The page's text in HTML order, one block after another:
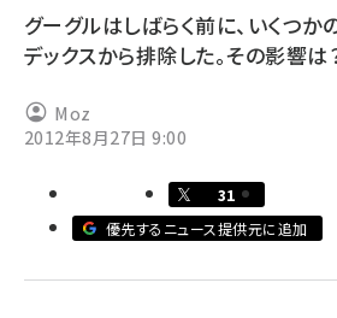
note (2312)
セミナー (2303)
meo (1275)
llmo (1161)
グーグルはしばらく前に、いくつか
デックスから排除した。その影響は
Moz
2012年8月27日 9:00
31
優先するニュース提供元に追加